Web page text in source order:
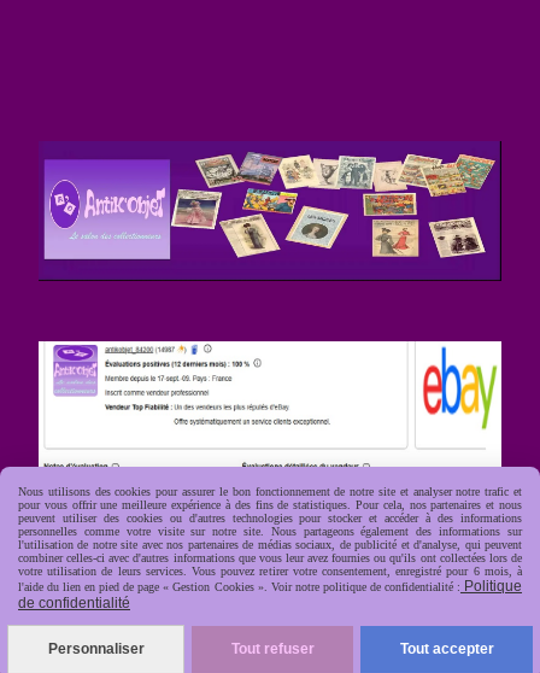
apide, soignée, sécurisée
Nous utilisons des cookies pour assurer le bon fonctionnement de notre site et analyser notre trafic et
pour vous offrir une meilleure expérience à des fins de statistiques. Pour cela, nos partenaires et nous
peuvent utiliser des cookies ou d'autres technologies pour stocker et accéder à des informations
personnelles comme votre visite sur notre site. Nous partageons également des informations sur
l'utilisation de notre site avec nos partenaires de médias sociaux, de publicité et d'analyse, qui peuvent
combiner celles-ci avec d'autres informations que vous leur avez fournies ou qu'ils ont collectées lors de
votre utilisation de leurs services. Vous pouvez retirer votre consentement, enregistré pour 6 mois, à
l'aide du lien en pied de page « Gestion Cookies ». Voir notre politique de confidentialité : Politique
de confidentialité
Personnaliser Tout refuser Tout accepter